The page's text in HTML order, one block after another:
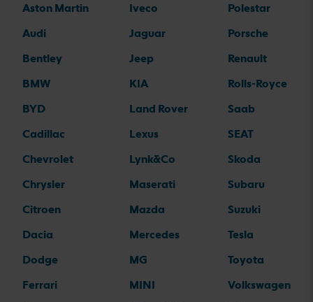
Aston Martin
Audi
Bentley
BMW
BYD
Cadillac
Chevrolet
Chrysler
Citroen
Dacia
Dodge
Ferrari
Iveco
Jaguar
Jeep
KIA
Land Rover
Lexus
Lynk&Co
Maserati
Mazda
Mercedes
MG
MINI
Polestar
Porsche
Renault
Rolls-Royce
Saab
SEAT
Skoda
Subaru
Suzuki
Tesla
Toyota
Volkswagen